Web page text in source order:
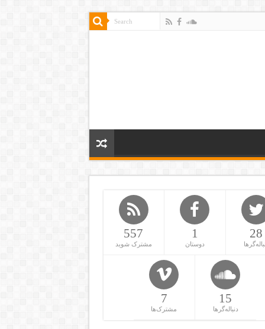
557
مشترک شوید
1
دوستان
28
7
مشترک‌ها
15
دنباله‌گرها